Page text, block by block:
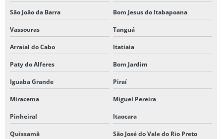
São João da Barra Bom Jesus do Itabapoana
Vassouras Tanguá
Arraial do Cabo Itatiaia
Paty do Alferes Bom Jardim
Iguaba Grande Piraí
Miracema Miguel Pereira
Pinheiral Itaocara
Quissamã São José do Vale do Rio Preto